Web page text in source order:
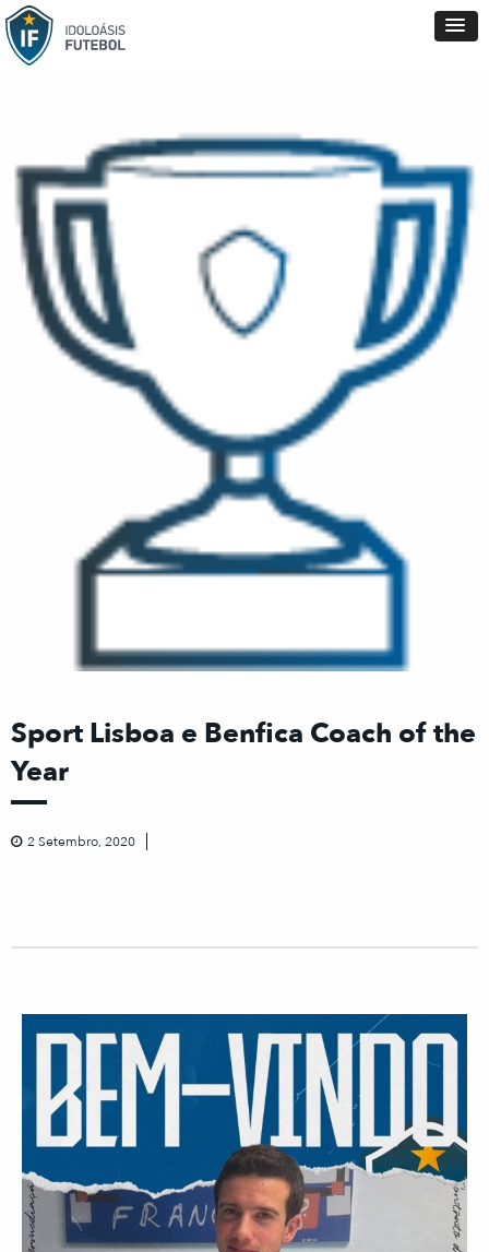
Sport Lisboa e Benfica Coach of the
Year
2 Setembro, 2020